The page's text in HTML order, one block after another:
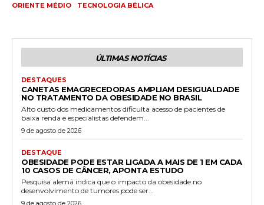
ORIENTE MÉDIO
TECNOLOGIA BÉLICA
ÚLTIMAS NOTÍCIAS
DESTAQUES
CANETAS EMAGRECEDORAS AMPLIAM DESIGUALDADE
NO TRATAMENTO DA OBESIDADE NO BRASIL
Alto custo dos medicamentos dificulta acesso de pacientes de
baixa renda e especialistas defendem...
9 de agosto de 2026
DESTAQUE
OBESIDADE PODE ESTAR LIGADA A MAIS DE 1 EM CADA
10 CASOS DE CÂNCER, APONTA ESTUDO
Pesquisa alemã indica que o impacto da obesidade no
desenvolvimento de tumores pode ser...
9 de agosto de 2026